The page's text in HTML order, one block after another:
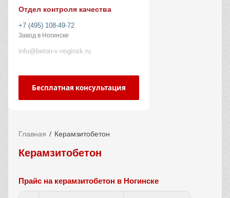
Отдел контроля качества
+7 (495) 108-49-72
Завод в Ногинске
info@beton-v-noginsk.ru
Бесплатная консультация
Главная Керамзитобетон
Керамзитобетон
Прайс на керамзитобетон в Ногинске